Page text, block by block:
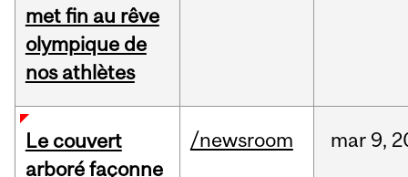
met fin au rêve
olympique de
nos athlètes
Le couvert
arboré façonne
/newsroom mar 9,